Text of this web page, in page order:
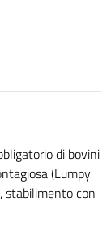
di bovini
(Lumpy
stabilimento con